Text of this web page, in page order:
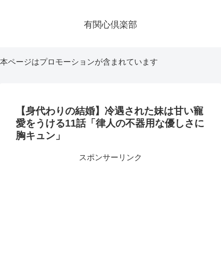
有関心倶楽部
本ページはプロモーションが含まれています
【身代わりの結婚】冷遇された妹は甘い寵
愛をうける11話「律人の不器用な優しさに
胸キュン」
スポンサーリンク